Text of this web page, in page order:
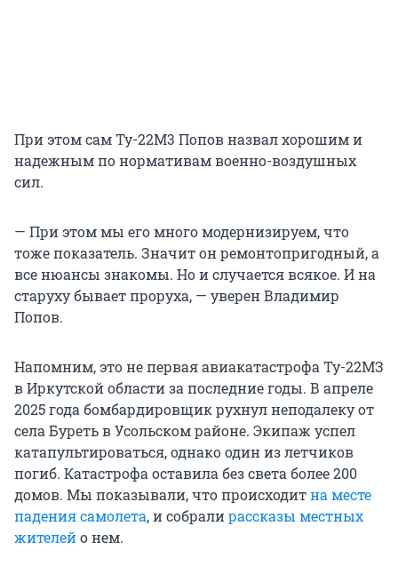
При этом сам Ту-22М3 Попов назвал хорошим и
надежным по нормативам военно-воздушных
сил.
— При этом мы его много модернизируем, что
тоже показатель. Значит он ремонтопригодный, а
все нюансы знакомы. Но и случается всякое. И на
старуху бывает проруха, — уверен Владимир
Попов.
Напомним, это не первая авиакатастрофа Ту-22МЗ
в Иркутской области за последние годы. В апреле
2025 года бомбардировщик рухнул неподалеку от
села Буреть в Усольском районе. Экипаж успел
катапультироваться, однако один из летчиков
погиб. Катастрофа оставила без света более 200
домов. Мы показывали, что происходитна месте
падения самолета, и собралирассказы местных
жителейо нем.